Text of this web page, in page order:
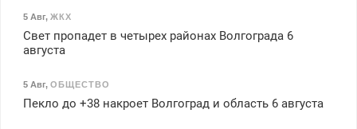
5 Авг, ЖКХ
Свет пропадет в четырех районах Волгограда 6
августа
5 Авг, ОБЩЕСТВО
Пекло до +38 накроет Волгоград и область 6 августа